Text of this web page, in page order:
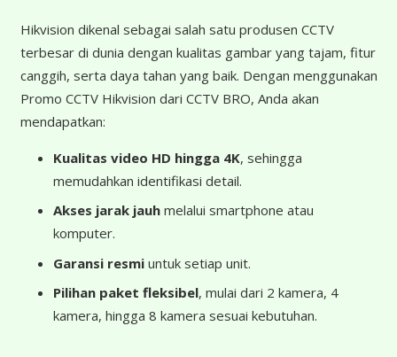
Hikvision dikenal sebagai salah satu produsen CCTV
terbesar di dunia dengan kualitas gambar yang tajam, fitur
canggih, serta daya tahan yang baik. Dengan menggunakan
Promo CCTV Hikvision dari CCTV BRO, Anda akan
mendapatkan:
Kualitas video HD hingga 4K, sehingga
memudahkan identifikasi detail.
Akses jarak jauh melalui smartphone atau
komputer.
Garansi resmi untuk setiap unit.
Pilihan paket fleksibel, mulai dari 2 kamera, 4
kamera, hingga 8 kamera sesuai kebutuhan.